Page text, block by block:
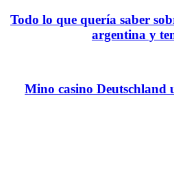
Todo lo que quería saber
argentina y
Mino casino Deutschland